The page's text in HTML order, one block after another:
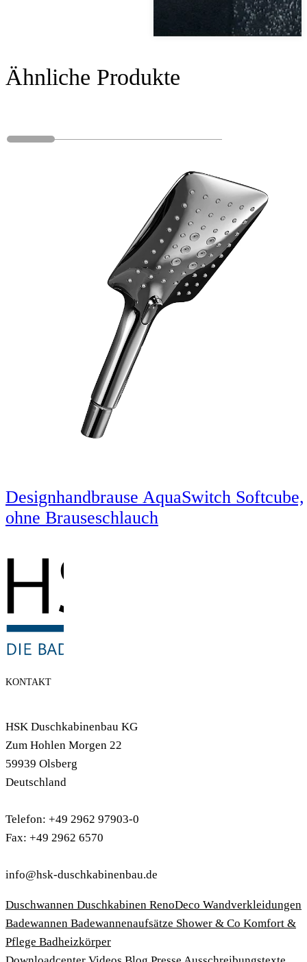
Ähnliche Produkte
Designhandbrause AquaSwitch Softcube,
ohne Brauseschlauch
KONTAKT
HSK Duschkabinenbau KG
Zum Hohlen Morgen 22
59939 Olsberg
Deutschland
Telefon: +49 2962 97903-0
Fax: +49 2962 6570
info@hsk-duschkabinenbau.de
Duschwannen Duschkabinen RenoDeco Wandverkleidungen
Badewannen Badewannenaufsätze Shower & Co Komfort &
Pflege Badheizkörper